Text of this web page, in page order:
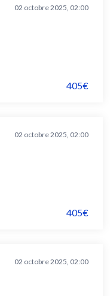
02 octobre 2025, 02:00
405€
02 octobre 2025, 02:00
405€
02 octobre 2025, 02:00